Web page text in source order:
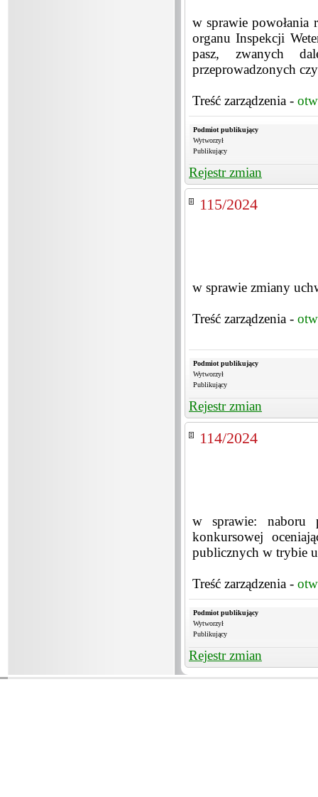
w sprawie powołania
organu Inspekcji
pasz, zwanych
przeprowadzonych
Treść zarządzenia -
Podmiot publikujący
Wytworzył
Publikujący
Rejestr zmian
115/2024
w sprawie zmiany
Treść zarządzenia -
Podmiot publikujący
Wytworzył
Publikujący
Rejestr zmian
114/2024
w sprawie: naboru
konkursowej
publicznych w trybie
Treść zarządzenia -
Podmiot publikujący
Wytworzył
Publikujący
Rejestr zmian